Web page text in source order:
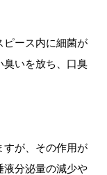
ピース内に細菌が
臭いを放ち、口臭
すが、その作用が
液分泌量の減少や